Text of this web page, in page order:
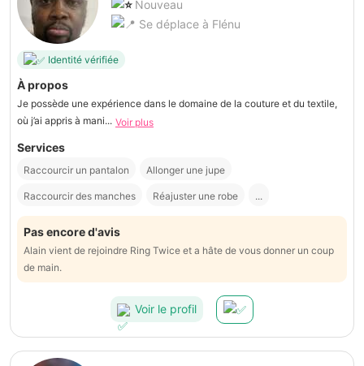
Nouveau
Se déplace à Flénu
Identité vérifiée
À propos
Je possède une expérience dans le domaine de la couture et du textile,
où j’ai appris à mani... Voir plus
Services
Raccourcir un pantalon Allonger une jupe
Raccourcir des manches Réajuster une robe ...
Pas encore d'avis
Alain vient de rejoindre Ring Twice et a hâte de vous donner un coup
de main.
Voir le profil